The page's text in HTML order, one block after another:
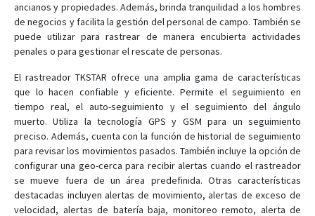
TK103
TK109
TK208
TK209A
TK209B
TK209C
TK210
TK210B
TK720
TK750
ancianos y propiedades. Además, brinda tranquilidad a los hombres
de negocios y facilita la gestión del personal de campo. También se
puede utilizar para rastrear de manera encubierta actividades
penales o para gestionar el rescate de personas.
El rastreador TKSTAR ofrece una amplia gama de características
que lo hacen confiable y eficiente. Permite el seguimiento en
tiempo real, el auto-seguimiento y el seguimiento del ángulo
muerto. Utiliza la tecnología GPS y GSM para un seguimiento
preciso. Además, cuenta con la función de historial de seguimiento
para revisar los movimientos pasados. También incluye la opción de
configurar una geo-cerca para recibir alertas cuando el rastreador
se mueve fuera de un área predefinida. Otras características
destacadas incluyen alertas de movimiento, alertas de exceso de
velocidad, alertas de batería baja, monitoreo remoto, alerta de